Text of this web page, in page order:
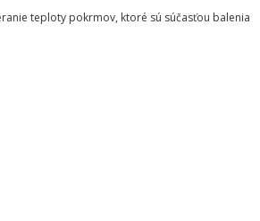
teploty pokrmov, ktoré sú súčasťou balenia